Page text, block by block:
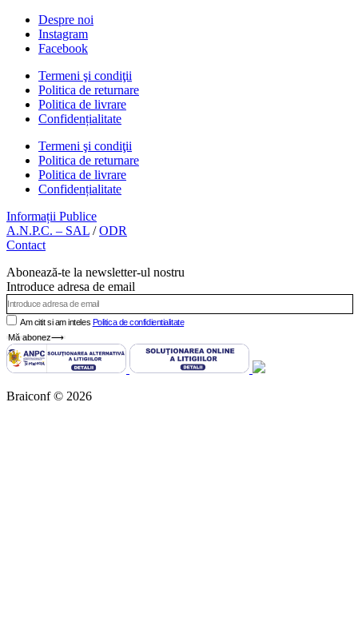
Despre noi
Instagram
Facebook
Termeni şi condiţii
Politica de returnare
Politica de livrare
Confidențialitate
Termeni şi condiţii
Politica de returnare
Politica de livrare
Confidențialitate
Informații Publice
A.N.P.C. – SAL /ODR
Contact
Abonează-te la newsletter-ul nostru
Introduce adresa de email
Am citit si am inteles Politica de confidientialitate
Mă abonez⟶
Braiconf © 2026